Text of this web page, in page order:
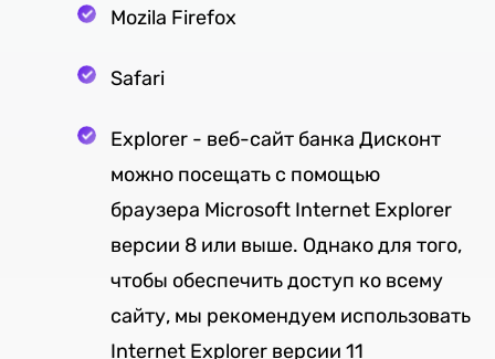
Mozila Firefox
Safari
Explorer - веб-сайт банка Дисконт
можно посещать с помощью
браузера Microsoft Internet Explorer
версии 8 или выше. Однако для того,
чтобы обеспечить доступ ко всему
сайту, мы рекомендуем использовать
Internet Explorer версии 11